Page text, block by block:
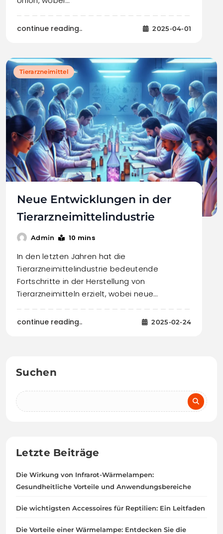
continue reading.. 2025-04-01
Tierarzneimittel
Neue Entwicklungen in der
Tierarzneimittelindustrie
Admin 10 mins
In den letzten Jahren hat die
Tierarzneimittelindustrie bedeutende
Fortschritte in der Herstellung von
Tierarzneimitteln erzielt, wobei neue…
continue reading.. 2025-02-24
Suchen
Letzte Beiträge
Die Wirkung von Infrarot-Wärmelampen:
Gesundheitliche Vorteile und Anwendungsbereiche
Die wichtigsten Accessoires für Reptilien: Ein Leitfaden
Die Vorteile einer Wärmelampe: Entdecken Sie die